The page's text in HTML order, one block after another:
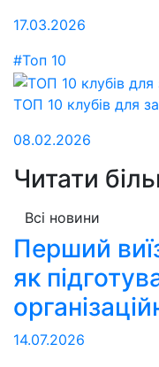
17.03.2026
#Топ 10
ТОП 10 клубів для
08.02.2026
Читати
Всі новини
Перший
як
14.07.2026